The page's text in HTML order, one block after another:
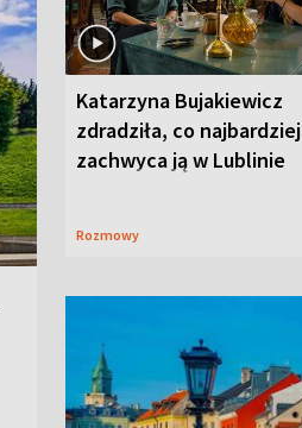
Katarzyna Bujakiewicz
zdradziła, co najbardziej
zachwyca ją w Lublinie
Rozmowy